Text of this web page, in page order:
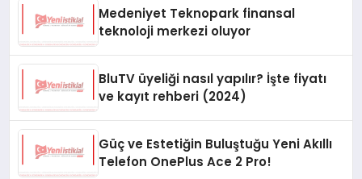
Medeniyet Teknopark finansal
teknoloji merkezi oluyor
BluTV üyeliği nasıl yapılır? İşte fiyatı
ve kayıt rehberi (2024)
Güç ve Estetiğin Buluştuğu Yeni Akıllı
Telefon OnePlus Ace 2 Pro!